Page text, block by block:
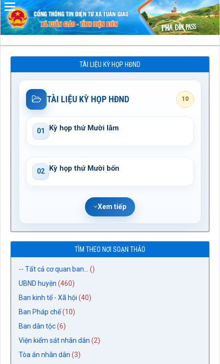
TÀI LIỆU KỲ HỌP HĐND
TÀI LIỆU KỲ HỌP HĐND 10
01 Kỳ họp thứ Mười lăm
02 Kỳ họp thứ Mười bốn
Xem tiếp
TÌM THEO NƠI SOẠN THẢO
-- Tất cả cơ quan ban...
()
UBND huyện (460)
Ban kinh tế - Xã hội (40)
Ban Pháp chế(10)
Ban dân tộc(6)
Viện kiểm sát nhân dân (2)
Tòa án nhân dân (3)
Đã kết nối EMC